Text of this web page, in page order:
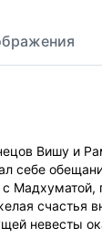
Вишу и
себе
с
счастья
невесты